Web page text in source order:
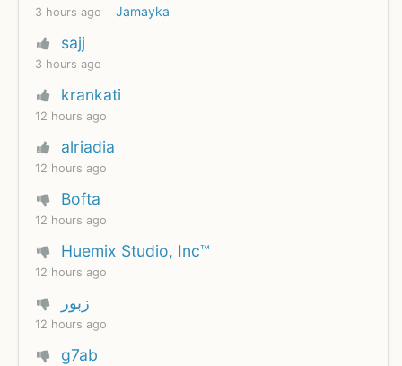
3 hours ago Jamayka
sajj
3 hours ago
krankati
12 hours ago
alriadia
12 hours ago
Bofta
12 hours ago
Huemix Studio, Inc™
12 hours ago
زبور
12 hours ago
g7ab